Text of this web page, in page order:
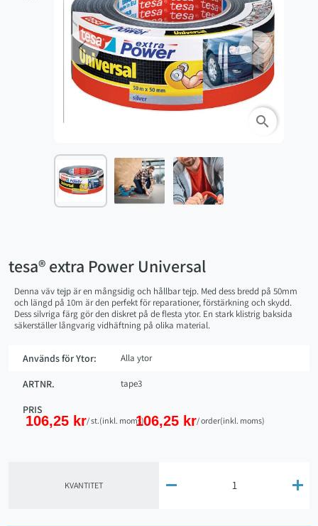
Previous Next
search
tesa® extra Power Universal
Denna väv tejp är en mångsidig och hållbar tejp. Med dess bredd på 50mm
och längd på 10m är den perfekt för reparationer, förstärkning och skydd.
Dess silvriga färg gör den diskret på de flesta ytor. En stark klistrig baksida
säkerställer långvarig vidhäftning på olika material.
Används för Ytor: Alla ytor
ARTNR. tape3
PRIS
106,25 kr/ st.(inkl. moms)106,25 kr/ order(inkl. moms)
KVANTITET  